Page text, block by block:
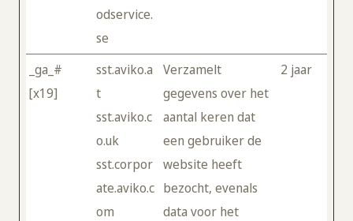
odservice.
se
_ga_#
[x19]
sst.aviko.a
t
sst.aviko.c
o.uk
sst.corpor
ate.aviko.c
om
Verzamelt
gegevens over het
aantal keren dat
een gebruiker de
website heeft
bezocht, evenals
data voor het
2 jaar